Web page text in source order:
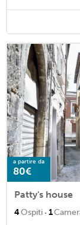
a partire da
80€
Patty's house
4Ospiti · 1